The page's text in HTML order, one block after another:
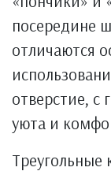
посередине
отличаются
отверстие, с
уюта и
Треугольные